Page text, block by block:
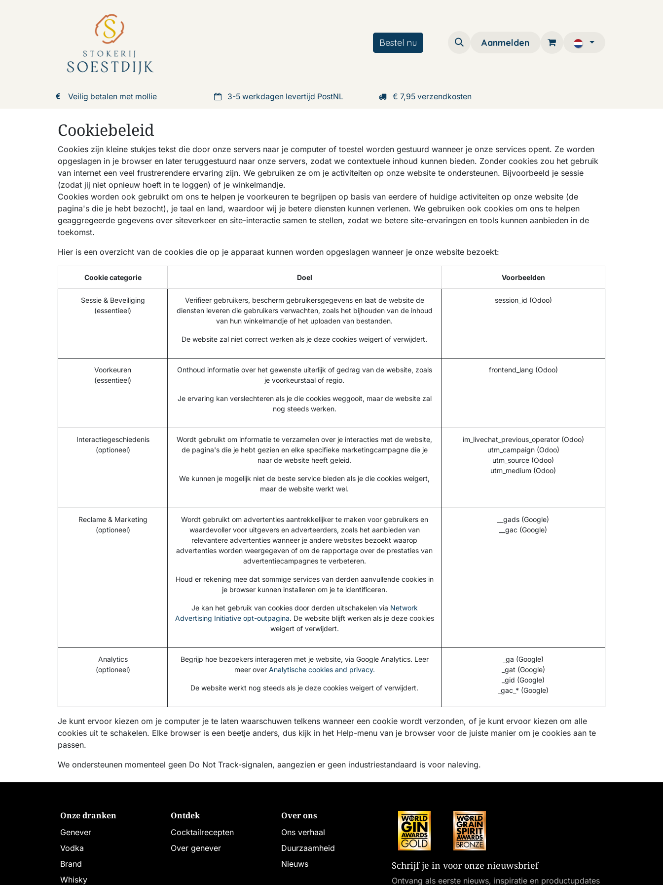
Bestel nu Aanmelden
Veilig betalen met mollie 3-5 werkdagen levertijd PostNL € 7,95 verzendkosten
Cookiebeleid
Cookies zijn kleine stukjes tekst die door onze servers naar je computer of toestel worden gestuurd wanneer je onze services opent. Ze worden
opgeslagen in je browser en later teruggestuurd naar onze servers, zodat we contextuele inhoud kunnen bieden. Zonder cookies zou het gebruik
van internet een veel frustrerendere ervaring zijn. We gebruiken ze om je activiteiten op onze website te ondersteunen. Bijvoorbeeld je sessie
(zodat jij niet opnieuw hoeft in te loggen) of je winkelmandje.
Cookies worden ook gebruikt om ons te helpen je voorkeuren te begrijpen op basis van eerdere of huidige activiteiten op onze website (de
pagina's die je hebt bezocht), je taal en land, waardoor wij je betere diensten kunnen verlenen. We gebruiken ook cookies om ons te helpen
geaggregeerde gegevens over siteverkeer en site-interactie samen te stellen, zodat we betere site-ervaringen en tools kunnen aanbieden in de
toekomst.
Hier is een overzicht van de cookies die op je apparaat kunnen worden opgeslagen wanneer je onze website bezoekt:
Cookie categorie Doel Voorbeelden
Sessie & Beveiliging
(essentieel)
Verifieer gebruikers, bescherm gebruikersgegevens en laat de website de
diensten leveren die gebruikers verwachten, zoals het bijhouden van de inhoud
van hun winkelmandje of het uploaden van bestanden.
De website zal niet correct werken als je deze cookies weigert of verwijdert.
session_id (Odoo)
Voorkeuren
(essentieel)
Onthoud informatie over het gewenste uiterlijk of gedrag van de website, zoals
je voorkeurstaal of regio.
Je ervaring kan verslechteren als je die cookies weggooit, maar de website zal
nog steeds werken.
frontend_lang (Odoo)
Interactiegeschiedenis
(optioneel)
Wordt gebruikt om informatie te verzamelen over je interacties met de website,
de pagina's die je hebt gezien en elke specifieke marketingcampagne die je
naar de website heeft geleid.
We kunnen je mogelijk niet de beste service bieden als je die cookies weigert,
maar de website werkt wel.
im_livechat_previous_operator (Odoo)
utm_campaign (Odoo)
utm_source (Odoo)
utm_medium (Odoo)
Reclame & Marketing
(optioneel)
Wordt gebruikt om advertenties aantrekkelijker te maken voor gebruikers en
waardevoller voor uitgevers en adverteerders, zoals het aanbieden van
relevantere advertenties wanneer je andere websites bezoekt waarop
advertenties worden weergegeven of om de rapportage over de prestaties van
advertentiecampagnes te verbeteren.
Houd er rekening mee dat sommige services van derden aanvullende cookies in
je browser kunnen installeren om je te identificeren.
Je kan het gebruik van cookies door derden uitschakelen via Network
Advertising Initiative opt-outpagina. De website blijft werken als je deze cookies
weigert of verwijdert.
__gads (Google)
__gac (Google)
Analytics
(optioneel)
Begrijp hoe bezoekers interageren met je website, via Google Analytics. Leer
meer over Analytische cookies and privacy.
De website werkt nog steeds als je deze cookies weigert of verwijdert.
_ga (Google)
_gat (Google)
_gid (Google)
_gac_* (Google)
Je kunt ervoor kiezen om je computer je te laten waarschuwen telkens wanneer een cookie wordt verzonden, of je kunt ervoor kiezen om alle
cookies uit te schakelen. Elke browser is een beetje anders, dus kijk in het Help-menu van je browser voor de juiste manier om je cookies aan te
passen.
We ondersteunen momenteel geen Do Not Track-signalen, aangezien er geen industriestandaard is voor naleving.
Onze dranken
Genever
Vodka
Brand
Whisky
Ontdek
Cocktailrecepten
Over genever
Over ons
Ons verhaal
Duurzaamheid
Nieuws
Schrijf je in voor onze nieuwsbrief
Ontvang als eerste nieuws, inspiratie en productupdates